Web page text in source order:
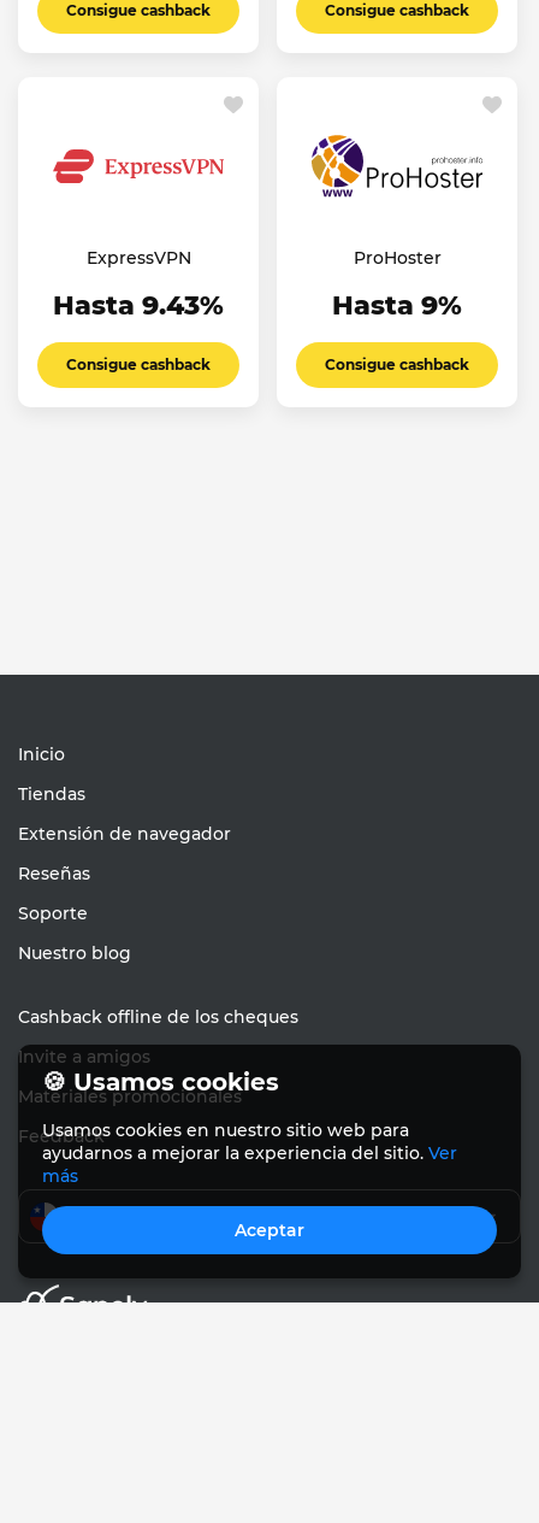
Consigue cashback Consigue cashback
ExpressVPN
Hasta 9.43%
Consigue cashback
ProHoster
Hasta 9%
Consigue cashback
Inicio
Tiendas
Extensión de navegador
Reseñas
Soporte
Nuestro blog
Cashback offline de los cheques
Invite a amigos
Materiales promocionales
Feedback
🍪 Usamos cookies
Usamos cookies en nuestro sitio web para
ayudarnos a mejorar la experiencia del sitio. Ver
más
Aceptar